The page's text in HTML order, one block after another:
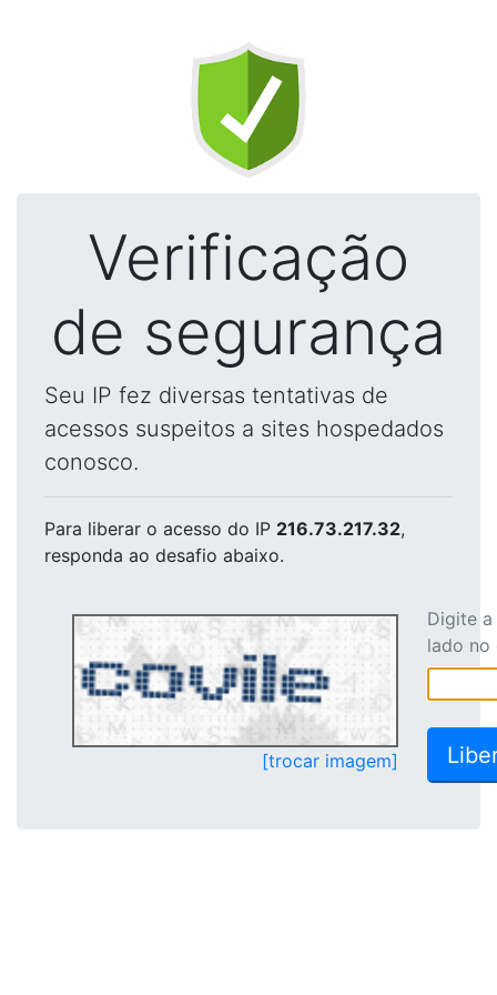
Verificação
de segurança
Seu IP fez diversas tentativas de
acessos suspeitos a sites hospedados
conosco.
Para liberar o acesso do IP 216.73.217.32,
responda ao desafio abaixo.
[trocar imagem]
Digite
lado no